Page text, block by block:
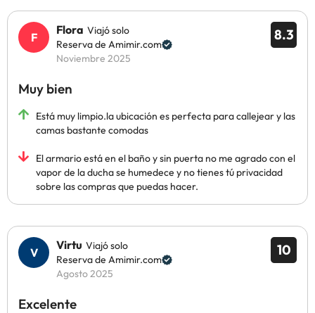
8.3
Flora Viajó solo
Reserva de Amimir.com
Noviembre 2025
Muy bien
Está muy limpio.la ubicación es perfecta para callejear y las
camas bastante comodas
El armario está en el baño y sin puerta no me agrado con el
vapor de la ducha se humedece y no tienes tú privacidad
sobre las compras que puedas hacer.
10
Virtu Viajó solo
Reserva de Amimir.com
Agosto 2025
Excelente